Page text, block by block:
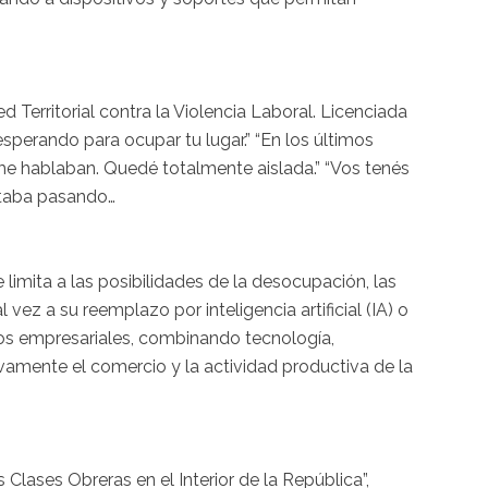
Territorial contra la Violencia Laboral. Licenciada
para ocupar tu lugar.” “En los últimos
hablaban. Quedé totalmente aislada.” “Vos tenés
pasando…
a las posibilidades de la desocupación, las
a su reemplazo por inteligencia artificial (IA) o
empresariales, combinando tecnología,
el comercio y la actividad productiva de la
Obreras en el Interior de la República”,